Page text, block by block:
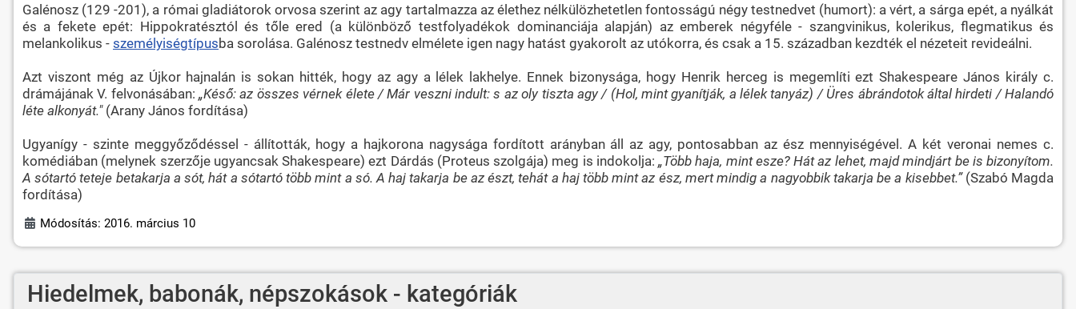
Galénosz (129 -201), a római gladiátorok orvosa szerint az agy tartalmazza az élethez nélkülözhetetlen fontosságú négy testnedvet (humort): a vért, a sárga epét, a nyálkát
és a fekete epét: Hippokratésztól és tőle ered (a különböző testfolyadékok dominanciája alapján) az emberek négyféle - szangvinikus, kolerikus, flegmatikus és
melankolikus - személyiségtípusba sorolása. Galénosz testnedv elmélete igen nagy hatást gyakorolt az utókorra, és csak a 15. században kezdték el nézeteit revideálni.
Azt viszont még az Újkor hajnalán is sokan hitték, hogy az agy a lélek lakhelye. Ennek bizonysága, hogy Henrik herceg is megemlíti ezt Shakespeare János király c.
drámájának V. felvonásában:„Késő: az összes vérnek élete / Már veszni indult: s az oly tiszta agy / (Hol, mint gyanítják, a lélek tanyáz) / Üres ábrándotok által hirdeti / Halandó
léte alkonyát."(Arany János fordítása)
Ugyanígy - szinte meggyőződéssel - állították, hogy a hajkorona nagysága fordított arányban áll az agy, pontosabban az ész mennyiségével. A két veronai nemes c.
komédiában (melynek szerzője ugyancsak Shakespeare) ezt Dárdás (Proteus szolgája) meg is indokolja:„Több haja, mint esze? Hát az lehet, majd mindjárt be is bizonyítom.
A sótartó teteje betakarja a sót, hát a sótartó több mint a só. A haj takarja be az észt, tehát a haj több mint az ész, mert mindig a nagyobbik takarja be a kisebbet.”(Szabó Magda
fordítása)
Módosítás: 2016. március 10
Hiedelmek, babonák, népszokások - kategóriák